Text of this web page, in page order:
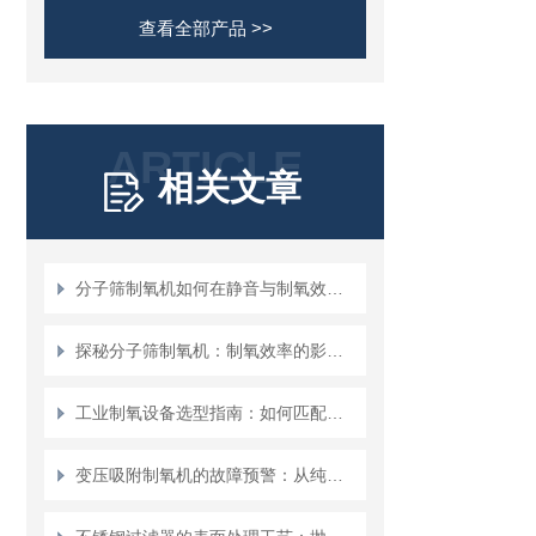
查看全部产品 >>
ARTICLE
相关文章